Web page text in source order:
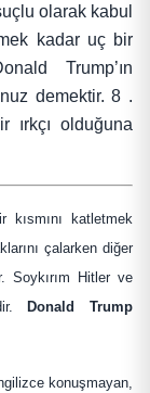
olarak kabul
kadar uç bir
Trump’ın
demektir. 8 .
ırkçı olduğuna
kısmını katletmek
çalarken diğer
Soykırım Hitler ve
Donald Trump
konuşmayan,